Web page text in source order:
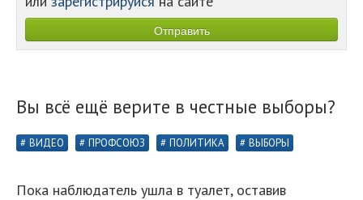
Вы всё ещё верите в честные выборы?
ВИДЕО ПРОФСОЮЗ ПОЛИТИКА ВЫБОРЫ
Пока наблюдатель ушла в туалет, оставив